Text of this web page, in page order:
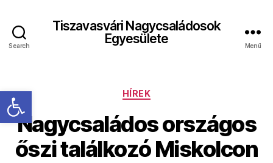
Eszköztár megnyitása
Search
Tiszavasvári Nagycsaládosok
Egyesülete
Menü
Kategóriák
HÍREK
Nagycsaládos országos
őszi találkozó Miskolcon